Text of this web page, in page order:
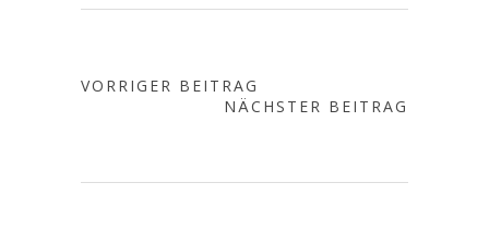
VORRIGER BEITRAG
NÄCHSTER BEITRAG